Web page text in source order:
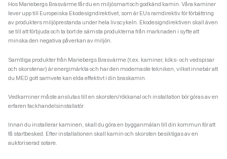
Hos Mariebergs Brasvärme får du en miljösmart och godkänd kamin. Våra kaminer
lever upp till Europeiska Ekodesigndirektivet, som är EUs ramdirektiv för förbättring
av produkters miljöprestanda under hela livscykeln. Ekodesigndirektiven skall även
se till att förbjuda och ta bort de sämsta produkterna från marknaden i syfte att
minska den negativa påverkan av miljön.
Samtliga produkter från Mariebergs Brasvärme (t.ex. kaminer, köks- och vedspisar
och skorstenar) är energimärkta och har den modernaste tekniken, vilket innebär att
du MED gott samvete kan elda effektivt i din braskamin.
Vedkaminer måste anslutas till en skorsten/rökkanal och installation bör göras av en
erfaren fackhandelsinstallatör.
Innan du installerar kaminen, skall du göra en bygganmälan till din kommun för att
få startbesked. Efter installationen skall kamin och skorsten besiktigas av en
auktoriserad sotare.